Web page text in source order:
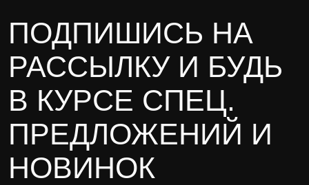
ПОДПИШИСЬ НА
РАССЫЛКУ И БУДЬ
В КУРСЕ СПЕЦ.
ПРЕДЛОЖЕНИЙ И
НОВИНОК